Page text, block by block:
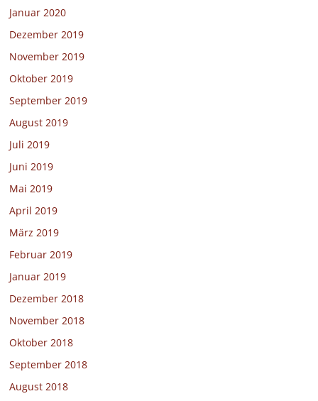
Januar 2020
Dezember 2019
November 2019
Oktober 2019
September 2019
August 2019
Juli 2019
Juni 2019
Mai 2019
April 2019
März 2019
Februar 2019
Januar 2019
Dezember 2018
November 2018
Oktober 2018
September 2018
August 2018